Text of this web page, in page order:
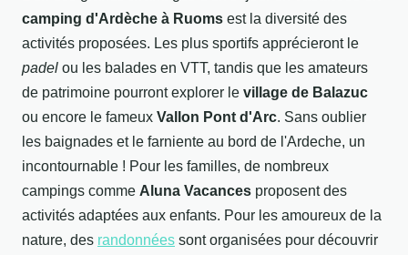
camping d'Ardèche à Ruoms est la diversité des
activités proposées. Les plus sportifs apprécieront le
padel ou les balades en VTT, tandis que les amateurs
de patrimoine pourront explorer le village de Balazuc
ou encore le fameux Vallon Pont d'Arc. Sans oublier
les baignades et le farniente au bord de l'Ardeche, un
incontournable ! Pour les familles, de nombreux
campings comme Aluna Vacances proposent des
activités adaptées aux enfants. Pour les amoureux de la
nature, des randonnées sont organisées pour découvrir